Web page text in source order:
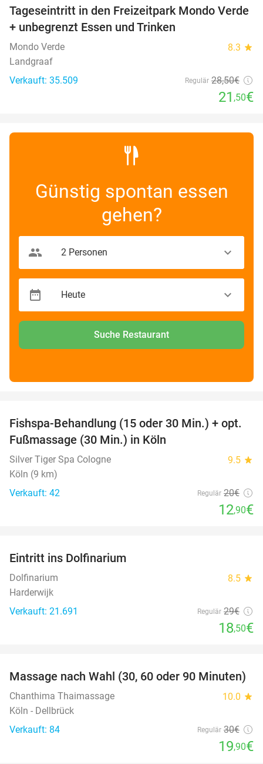
25%
Tageseintritt in den Freizeitpark Mondo Verde
+ unbegrenzt Essen und Trinken
Mondo Verde 8.3 star
Landgraaf
Verkauft: 35.509
Regulär 28,50€
21 ,50€
Günstig spontan essen
gehen?
Suche Restaurant
36%
Fishspa-Behandlung (15 oder 30 Min.) + opt.
Fußmassage (30 Min.) in Köln
Silver Tiger Spa Cologne 9.5 star
Köln (9 km)
Verkauft: 42
Regulär 20€
12,90€
Eintritt ins Dolfinarium
Dolfinarium 8.5 star
Harderwijk
Verkauft: 21.691
Regulär 29€
18,50€
34%
Massage nach Wahl (30, 60 oder 90 Minuten)
Chanthima Thaimassage 10.0 star
Köln - Dellbrück
Verkauft: 84
Regulär 30€
19,90€